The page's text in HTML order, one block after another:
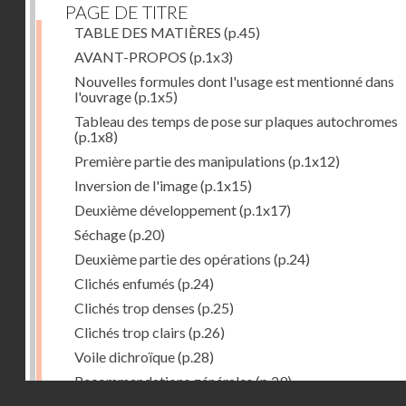
PAGE DE TITRE
TABLE DES MATIÈRES (p.45)
AVANT-PROPOS (p.1x3)
Nouvelles formules dont l'usage est mentionné dans
l'ouvrage(p.1x5)
Tableau des temps de pose sur plaques autochromes
(p.1x8)
Première partie des manipulations (p.1x12)
Inversion de l'image(p.1x15)
Deuxième développement(p.1x17)
Séchage(p.20)
Deuxième partie des opérations (p.24)
Clichés enfumés (p.24)
Clichés trop denses (p.25)
Clichés trop clairs (p.26)
Voile dichroïque(p.28)
Recommandations générales(p.29)